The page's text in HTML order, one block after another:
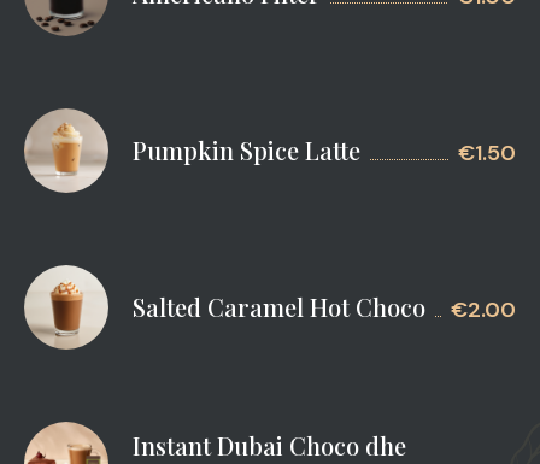
Pumpkin Spice Latte €1.50
Salted Caramel Hot Choco €2.00
Instant Dubai Choco dhe